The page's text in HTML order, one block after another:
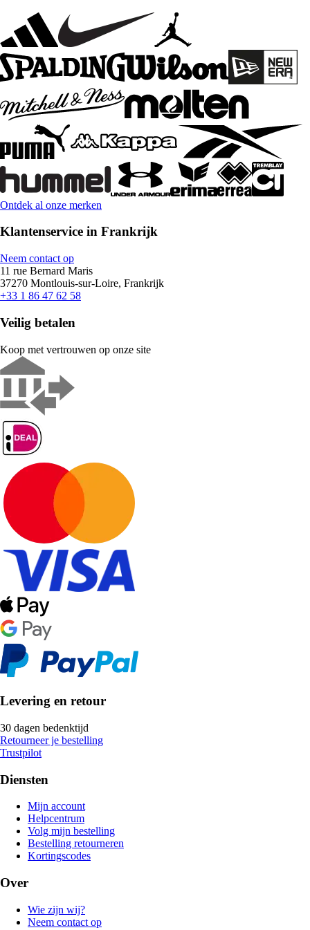
Ontdek al onze merken
Klantenservice in Frankrijk
Neem contact op
11 rue Bernard Maris
37270 Montlouis-sur-Loire, Frankrijk
+33 1 86 47 62 58
Veilig betalen
Koop met vertrouwen op onze site
Levering en retour
30 dagen bedenktijd
Retourneer je bestelling
Trustpilot
Diensten
Mijn account
Helpcentrum
Volg mijn bestelling
Bestelling retourneren
Kortingscodes
Over
Wie zijn wij?
Neem contact op